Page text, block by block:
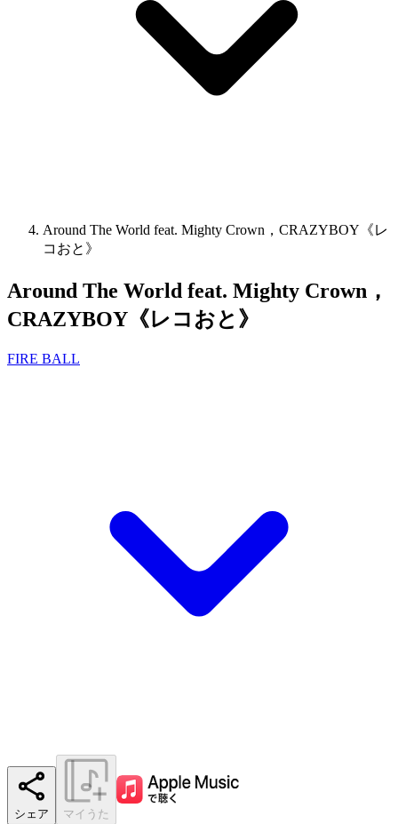
Around The World feat. Mighty Crown，CRAZYBOY《レ
コおと》
Around The World feat. Mighty Crown，
CRAZYBOY《レコおと》
FIRE BALL
シェア マイうた